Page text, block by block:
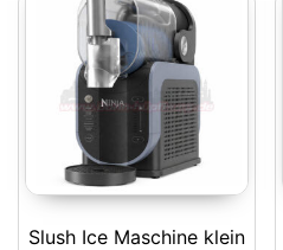
Slush Ice Maschine klein